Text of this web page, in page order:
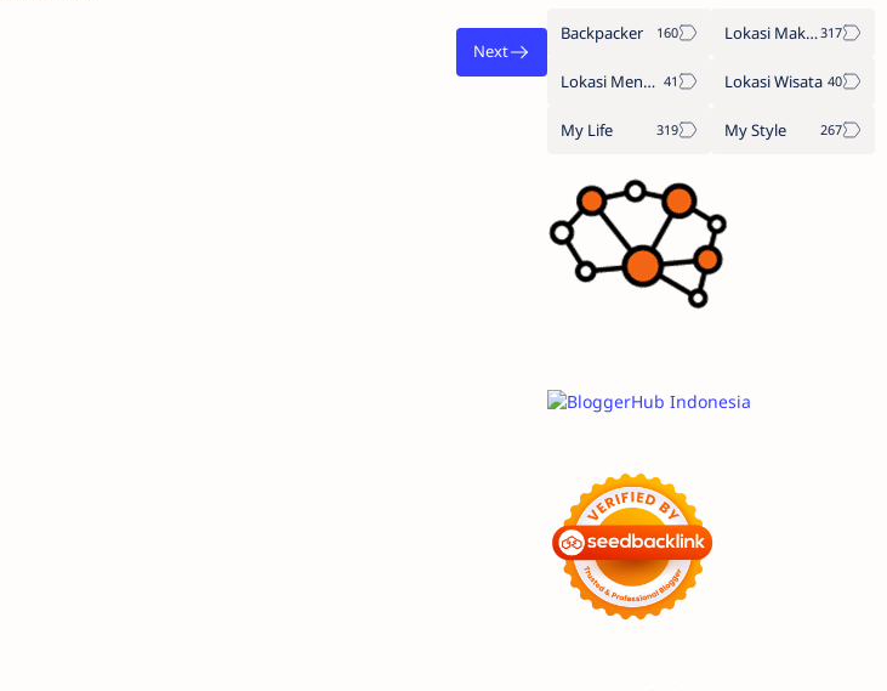
Backpacker Lokasi Makan
Lokasi Menginap Lokasi Wisata
My Life My Style